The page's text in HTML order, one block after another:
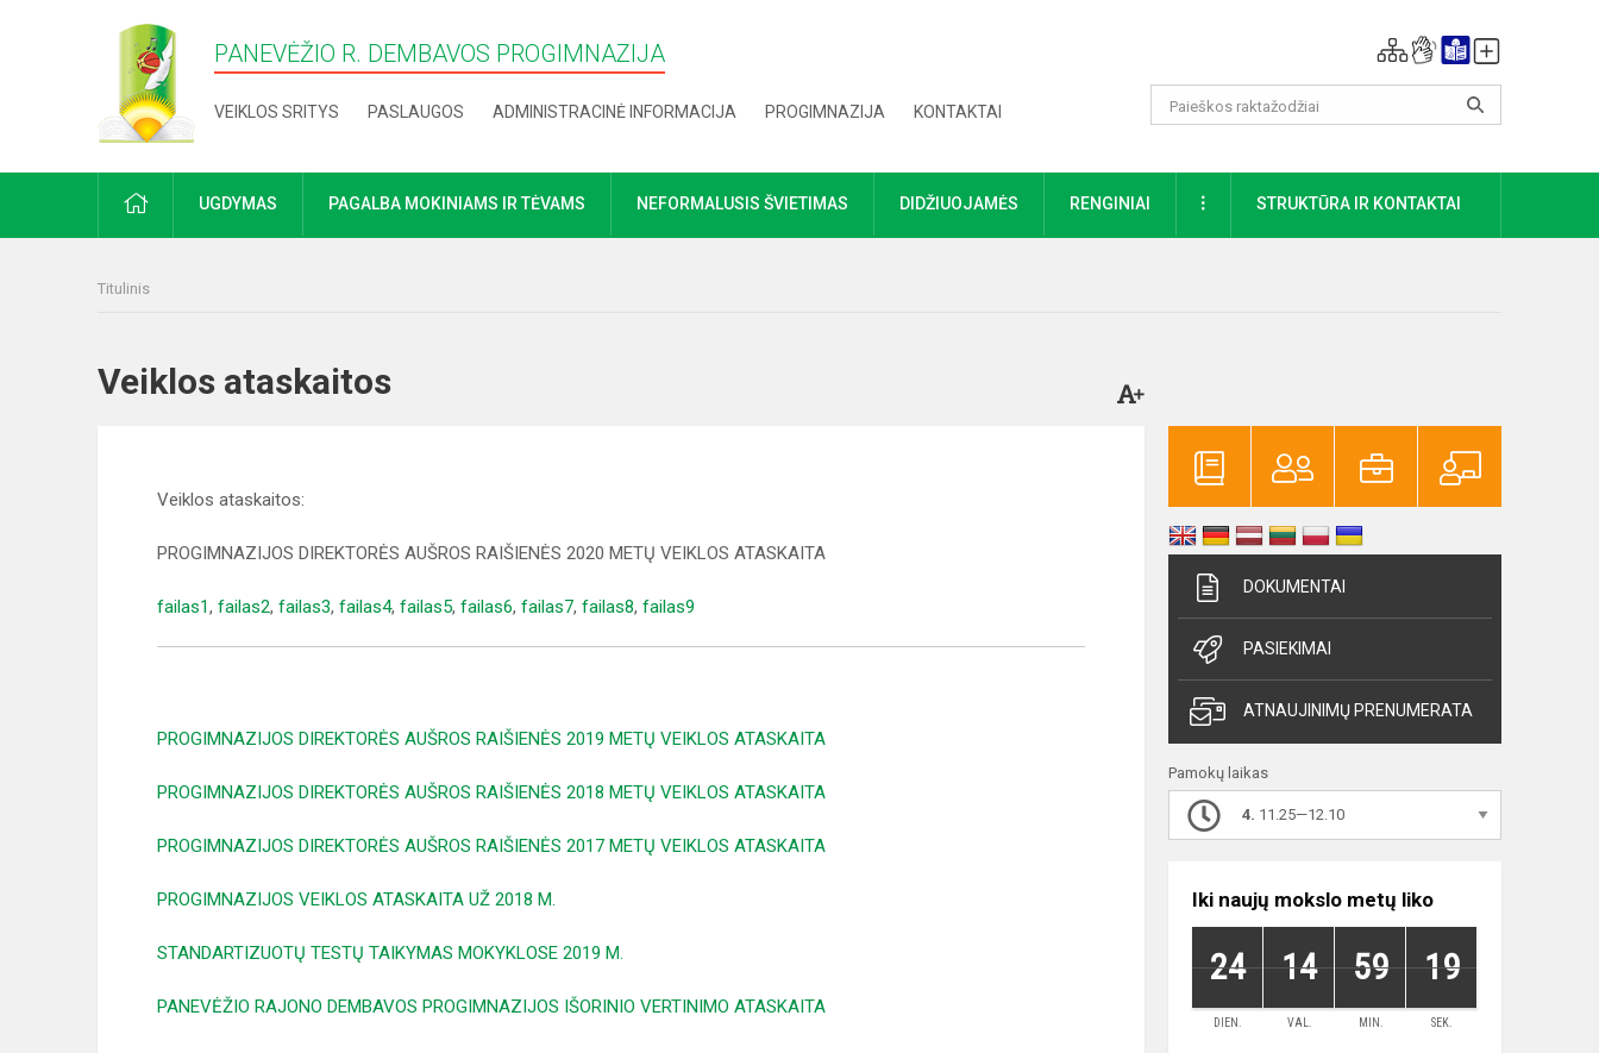
PANEVĖŽIO R. DEMBAVOS PROGIMNAZIJA
VEIKLOS SRITYS PASLAUGOS ADMINISTRACINĖ INFORMACIJA PROGIMNAZIJA KONTAKTAI
PRADŽIAUGDYMAS PAGALBA MOKINIAMS IR TĖVAMS NEFORMALUSIS ŠVIETIMAS DIDŽIUOJAMĖS RENGINIAI DAUGIAUSTRUKTŪRA IR KONTAKTAI
Titulinis
Veiklos ataskaitos
Veiklos ataskaitos:
PROGIMNAZIJOS DIREKTORĖS AUŠROS RAIŠIENĖS 2020 METŲ VEIKLOS ATASKAITA
failas1, failas2, failas3, failas4, failas5, failas6, failas7, failas8, failas9
PROGIMNAZIJOS DIREKTORĖS AUŠROS RAIŠIENĖS 2019 METŲ VEIKLOS ATASKAITA
PROGIMNAZIJOS DIREKTORĖS AUŠROS RAIŠIENĖS 2018 METŲ VEIKLOS ATASKAITA
PROGIMNAZIJOS DIREKTORĖS AUŠROS RAIŠIENĖS 2017 METŲ VEIKLOS ATASKAITA
PROGIMNAZIJOS VEIKLOS ATASKAITA UŽ 2018 M.
STANDARTIZUOTŲ TESTŲ TAIKYMAS MOKYKLOSE 2019 M.
PANEVĖŽIO RAJONO DEMBAVOS PROGIMNAZIJOS IŠORINIO VERTINIMO ATASKAITA
DOKUMENTAI
PASIEKIMAI
ATNAUJINIMŲ PRENUMERATA
Pamokų laikas
4. 11.25—12.10
Iki naujų mokslo metų liko
24 14 59 18
DIEN. VAL. MIN. SEK.